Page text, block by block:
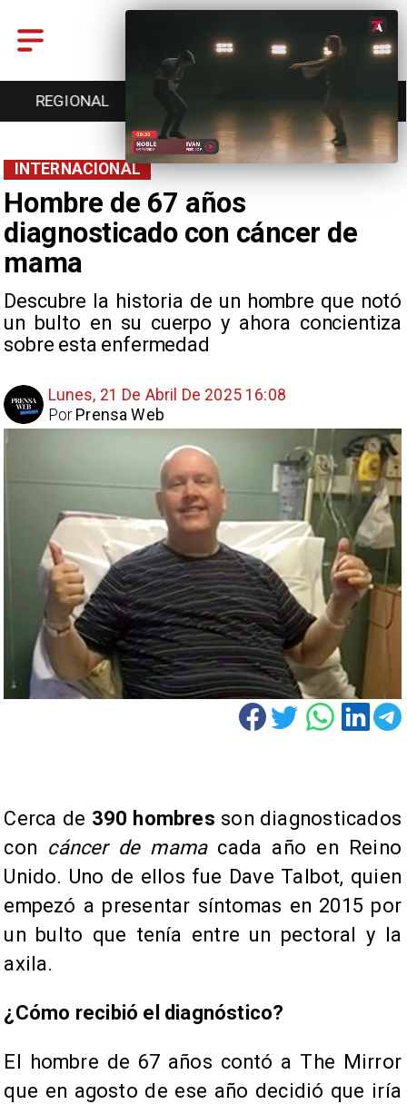
ENTRETENCIÓN DEPORTES
Hombre de 67 años
diagnosticado con cáncer de
mama
Descubre la historia de un hombre que notó
un bulto en su cuerpo y ahora concientiza
sobre esta enfermedad
INTERNACIONAL
Lunes, 21 De Abril De 2025 16:08
Prensa Web
Por
Cerca de 390 hombres son diagnosticados
con cáncer de mamacada año en Reino
Unido. Uno de ellos fue Dave Talbot, quien
empezó a presentar síntomas en 2015 por
un bulto que tenía entre un pectoral y la
axila.
¿Cómo recibió el diagnóstico?
El hombre de 67 años contó a The Mirror
que en agosto de ese año decidió que iría